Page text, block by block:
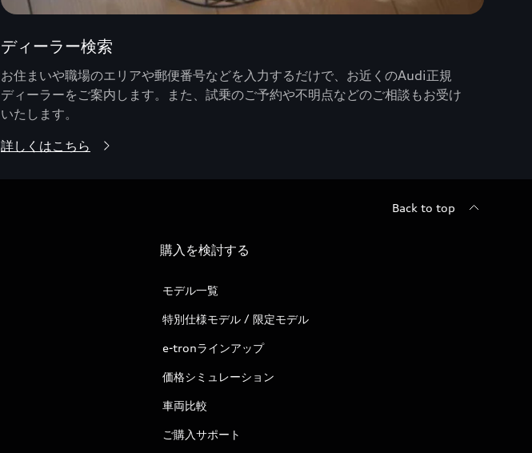
ディーラー検索
お住まいや職場のエリアや郵便番号などを入力するだけで、お近くのAudi正規
ディーラーをご案内します。また、試乗のご予約や不明点などのご相談もお受け
いたします。
詳しくはこちら
Back to top
購入を検討する
モデル一覧
特別仕様モデル / 限定モデル
e-tronラインアップ
価格シミュレーション
車両比較
ご購入サポート